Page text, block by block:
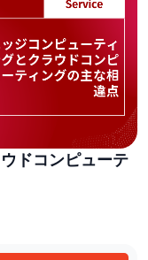
ドコンピューテ